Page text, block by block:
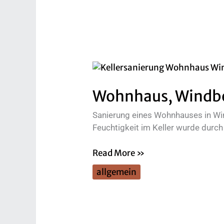
Wohnhaus,
Sanierung eines Wohnhauses in
Feuchtigkeit im Keller wurde
Wohnhaus,
Read More »
allgemein